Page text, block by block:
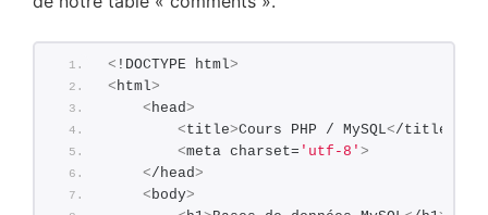
< !DOCTYPE html>
< html>
< head>
<title>Cours PHP / MySQL</title
<meta charset= 'utf-8' >
</head>
< body>